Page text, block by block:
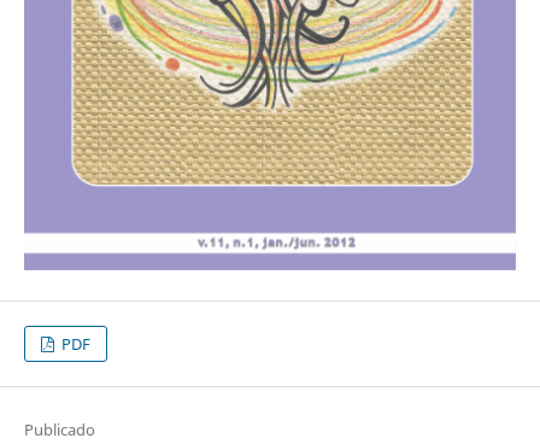
PDF
Publicado